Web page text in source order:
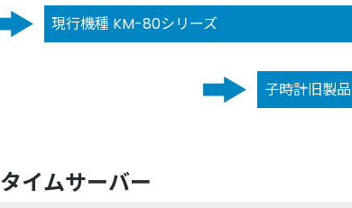
現行機種 KM-80シリーズ
子時計旧製
タイムサーバー